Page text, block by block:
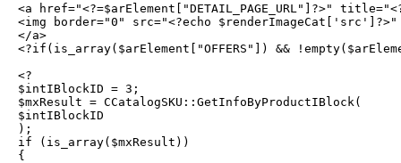
<a href="<?=$arElement["DETAIL_PAGE_URL"]?>"
<img border="0" src="<?echo
</a>
<?if(is_array($arElement["OFFERS"]) &&
<?
$intIBlockID = 3;
$mxResult = CCatalogSKU::GetInfoByProductIBlock(
$intIBlockID
);
if (is_array($mxResult))
{